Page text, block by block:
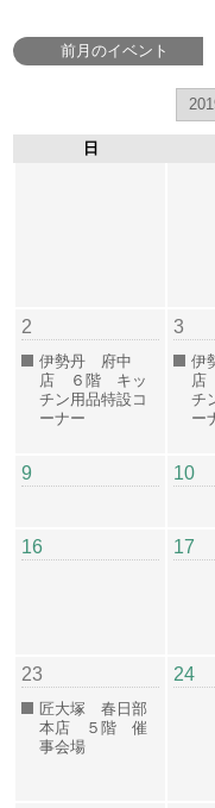
前月のイベント
日
2
伊勢丹 府中
店 ６階 キッ
チン用品特設コ
ーナー
3
伊
店
チ
ー
9 10
16 17
23
匠大塚 春日部
本店 ５階 催
事会場
24